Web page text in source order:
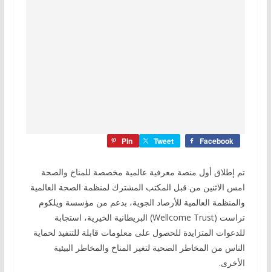
Facebook
Tweet
Pin
تم إطلاق أول منصة معرفية عالمية مخصصة للمناخ والصحة
امس الاثنين من قبل المكتب المشترك لمنظمة الصحة العالمية
والمنظمة العالمية للأرصاد الجوية، بدعم من مؤسسة ويلكوم
تراست (Wellcome Trust) البريطانية الخيرية، استجابة
للدعوات المتزايدة للحصول على معلومات قابلة للتنفيذ لحماية
الناس من المخاطر الصحية لتغير المناخ والمخاطر البيئية
الأخرى.